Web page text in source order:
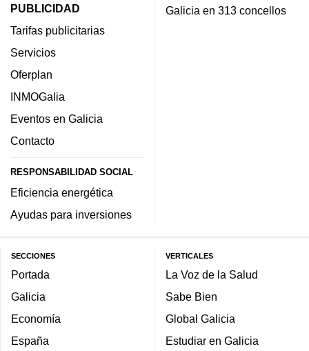
PUBLICIDAD
Tarifas publicitarias
Servicios
Oferplan
INMOGalia
Eventos en Galicia
Contacto
RESPONSABILIDAD SOCIAL
Eficiencia energética
Ayudas para inversiones
Galicia en 313 concellos
SECCIONES
Portada
Galicia
Economía
España
VERTICALES
La Voz de la Salud
Sabe Bien
Global Galicia
Estudiar en Galicia